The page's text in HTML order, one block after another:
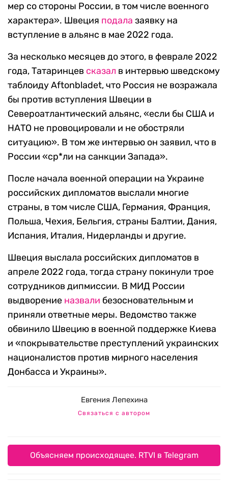
мер со стороны России, в том числе военного
характера». Швеция подала заявку на
вступление в альянс в мае 2022 года.
За несколько месяцев до этого, в феврале 2022
года, Татаринцев сказал в интервью шведскому
таблоиду Aftonbladet, что Россия не возражала
бы против вступления Швеции в
Североатлантический альянс, «если бы США и
НАТО не провоцировали и не обостряли
ситуацию». В том же интервью он заявил, что в
России «cр*ли на санкции Запада».
После начала военной операции на Украине
российских дипломатов выслали многие
страны, в том числе США, Германия, Франция,
Польша, Чехия, Бельгия, страны Балтии, Дания,
Испания, Италия, Нидерланды и другие.
Швеция выслала российских дипломатов в
апреле 2022 года, тогда страну покинули трое
сотрудников дипмиссии. В МИД России
выдворение назвали безосновательным и
приняли ответные меры. Ведомство также
обвинило Швецию в военной поддержке Киева
и «покрывательстве преступлений украинских
националистов против мирного населения
Донбасса и Украины».
Евгения Лепехина
Связаться с автором
Объясняем происходящее. RTVI в Telegram